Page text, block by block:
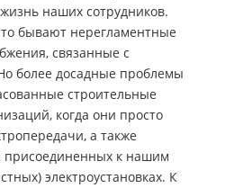
наших сотрудников.
бывают нерегламентные
связанные с
более досадные проблемы
строительные
когда они просто
а также
присоединенных к нашим
электроустановках. К